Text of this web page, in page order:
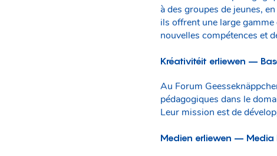
à des groupes de jeunes,
ils offrent une large
nouvelles compétences et
Kréativitéit erliewen –
Au Forum
pédagogiques dans le
Leur mission est de
Medien erliewen – Media